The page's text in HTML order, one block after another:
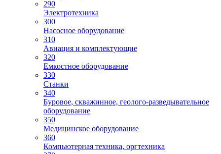
290
Электротехника
300
Насосное оборудование
310
Авиация и комплектующие
320
Емкостное оборудование
330
Станки
340
Буровое, скважинное, геолого-разведывательное
оборудование
350
Медицинское оборудование
360
Компьютерная техника, оргтехника